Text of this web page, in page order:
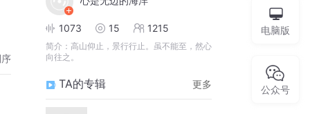
1073 15 1215
简介： 高山仰止，景行行止。虽不能至，然心
向往之。
TA的专辑 更多
电脑版
公众号